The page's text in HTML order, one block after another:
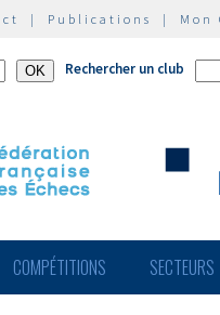
| Publications | Mon
Rechercher un club
COMPÉTITIONS SECTEURS